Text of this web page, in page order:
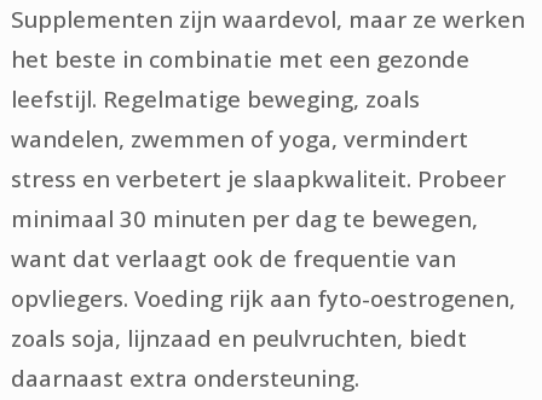
Supplementen zijn waardevol, maar ze werken
het beste in combinatie met een gezonde
leefstijl. Regelmatige beweging, zoals
wandelen, zwemmen of yoga, vermindert
stress en verbetert je slaapkwaliteit. Probeer
minimaal 30 minuten per dag te bewegen,
want dat verlaagt ook de frequentie van
opvliegers. Voeding rijk aan fyto-oestrogenen,
zoals soja, lijnzaad en peulvruchten, biedt
daarnaast extra ondersteuning.